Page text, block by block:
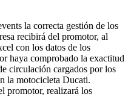
la correcta gestión de los
recibirá del promotor, al
con los datos de los
haya comprobado la exactitud
circulación cargados por los
la motocicleta Ducati.
promotor, realizará los